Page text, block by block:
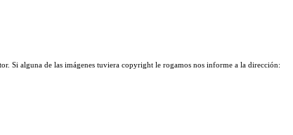
Si alguna de las imágenes tuviera copyright le rogamos nos informe a la dirección: